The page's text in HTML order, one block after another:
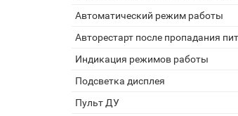
Автоматический режим работы
Авторестарт после пропадания
Индикация режимов работы
Подсветка дисплея
Пульт ДУ